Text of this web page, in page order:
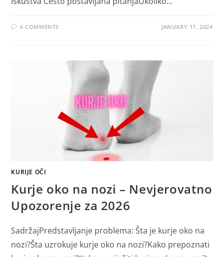
6 COMMENTS JANUARY 17, 2024
KURIJE OČI
Kurje oko na nozi – Nevjerovatno
Upozorenje za 2026
SadržajPredstavljanje problema: Šta je kurje oko na
nozi?Šta uzrokuje kurje oko na nozi?Kako prepoznati